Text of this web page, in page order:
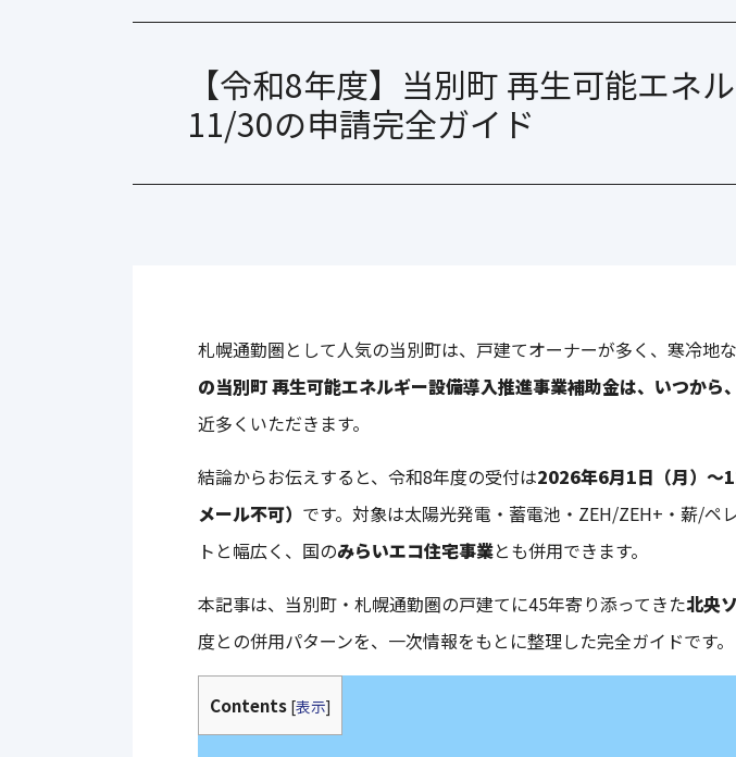
ハンファジャパン Re.RISE MS-G3 290
ネクストエナジー NER072M275F-MD
【令和8年度】当別町 再生可能エ
11/30の申請完全ガイド
札幌通勤圏として人気の当別町は、戸建てオーナーが多く、寒冷地
の当別町 再生可能エネルギー設備導入推進事業補助金は、いつから
近多くいただきます。
結論からお伝えすると、令和8年度の受付は2026年6月1日（月）〜
メール不可） です。対象は太陽光発電・蓄電池・ZEH/ZEH+・薪/ペ
トと幅広く、国のみらいエコ住宅事業とも併用できます。
本記事は、当別町・札幌通勤圏の戸建てに45年寄り添ってきた北央
度との併用パターンを、一次情報をもとに整理した完全ガイドです。
Contents [表示]